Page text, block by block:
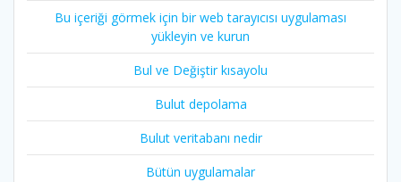
Bu içeriği görmek için bir web tarayıcısı uygulaması
yükleyin ve kurun
Bul ve Değiştir kısayolu
Bulut depolama
Bulut veritabanı nedir
Bütün uygulamalar